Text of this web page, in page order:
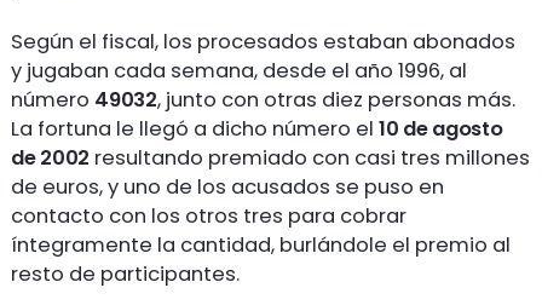
Según el fiscal, los procesados estaban abonados
y jugaban cada semana, desde el año 1996, al
número 49032, junto con otras diez personas más.
La fortuna le llegó a dicho número el10 de agosto
de 2002 resultando premiado con casi tres millones
de euros, y uno de los acusados se puso en
contacto con los otros tres para cobrar
íntegramente la cantidad, burlándole el premio al
resto de participantes.